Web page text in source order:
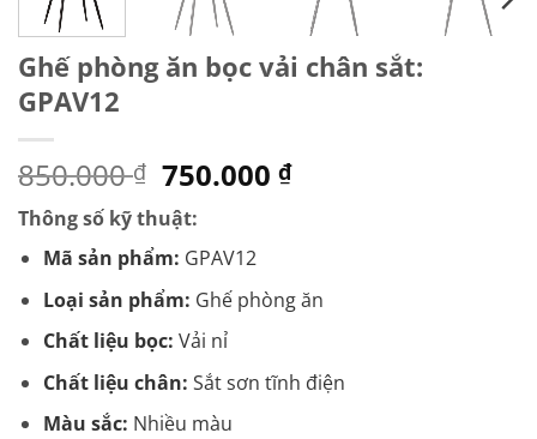
Ghế phòng ăn bọc vải chân sắt:
GPAV12
850.000₫ Giá
gốc
là:
850.000 ₫.
750.000₫Giá
750.000 ₫.
Thông số kỹ thuật:
Mã sản phẩm: GPAV12
Loại sản phẩm: Ghế phòng ăn
Chất liệu bọc: Vải nỉ
Chất liệu chân: Sắt sơn tĩnh điện
Màu sắc: Nhiều màu